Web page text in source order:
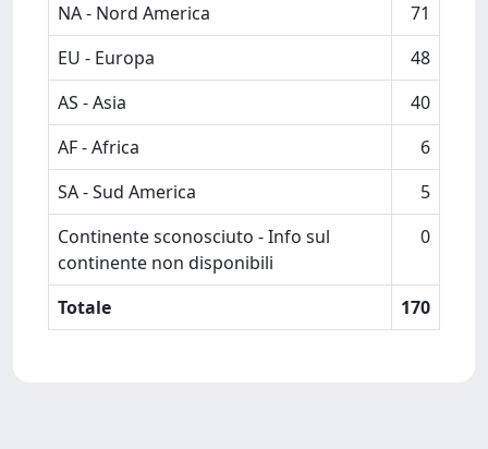
NA - Nord America
71
EU - Europa
48
AS - Asia
40
AF - Africa
6
SA - Sud America
5
Continente sconosciuto - Info sul
continente non disponibili
0
Totale 170